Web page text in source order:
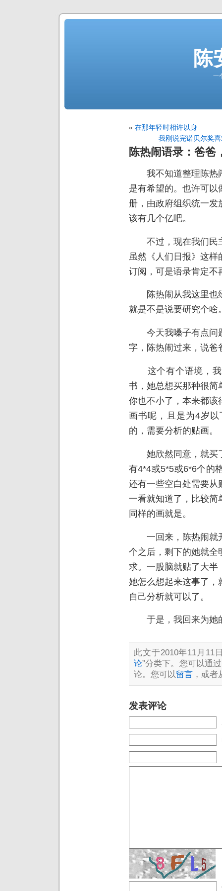
陈
一
« 在那年轻时相许以身
我刚说完诺贝尔奖
陈热闹语录：爸爸
我不知道整理陈热
是有希望的。也许可
册，由政府组织统一
该有几个亿吧。
不过，现在我们民
虽然《人们日报》这
订阅，可是语录肯定不
陈热闹从我这里也
就是不是说要研究个啥
今天我嗓子有点问
字，陈热闹过来，说爸
这个有个语境，我
书，她总想买那种很简
你也不小了，本来都该
画书呢，且是为4岁
的，需要分析的贴画。
她欣然同意，就买
有4*4或5*5或6*6个的
还有一些空白处需要从
一看就知道了，比较简
同样的画就是。
一回来，陈热闹就
个之后，剩下的她就全
求。一股脑就贴了大半
她怎么想起来这事了，
自己分析就可以了。
于是，我回来为她
此文于2010年11月11
论”分类下。您可以通过
论。您可以留言 ，或
发表评论